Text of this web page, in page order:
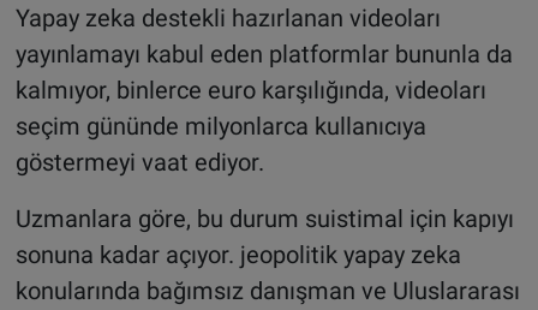
Yapay zeka destekli hazırlanan videoları
yayınlamayı kabul eden platformlar bununla da
kalmıyor, binlerce euro karşılığında, videoları
seçim gününde milyonlarca kullanıcıya
göstermeyi vaat ediyor.
Uzmanlara göre, bu durum suistimal için kapıyı
sonuna kadar açıyor. jeopolitik yapay zeka
konularında bağımsız danışman ve Uluslararası